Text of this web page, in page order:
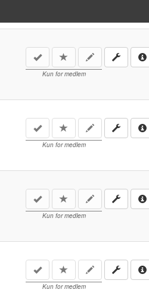
Kun for medlem
Kun for medlem
Kun for medlem
Kun for medlem